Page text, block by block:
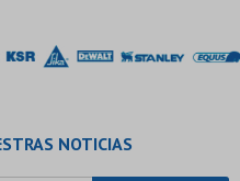
NOTICIAS